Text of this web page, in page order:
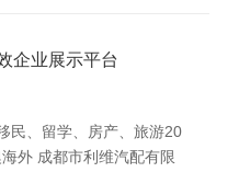
企业展示平台
民、留学、房产、旅游20
外 成都市利维汽配有限